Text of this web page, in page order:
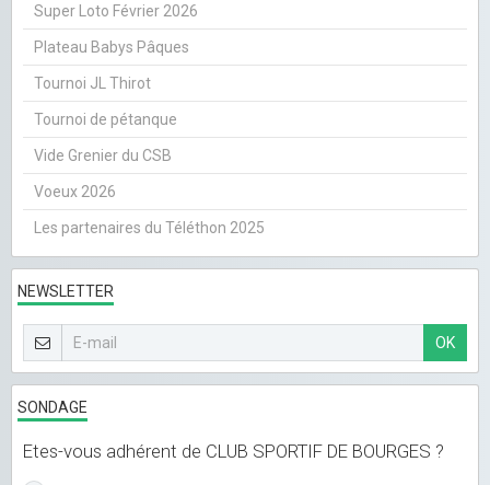
Super Loto Février 2026
Plateau Babys Pâques
Tournoi JL Thirot
Tournoi de pétanque
Vide Grenier du CSB
Voeux 2026
Les partenaires du Téléthon 2025
NEWSLETTER
OK
SONDAGE
Etes-vous adhérent de CLUB SPORTIF DE BOURGES ?